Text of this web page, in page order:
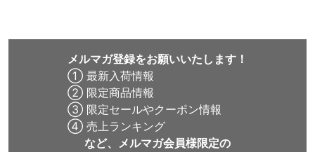
メルマガ登録をお願いいたします！
① 最新入荷情報
② 限定商品情報
③ 限定セールやクーポン情報
④ 売上ランキング
など、メルマガ会員様限定の